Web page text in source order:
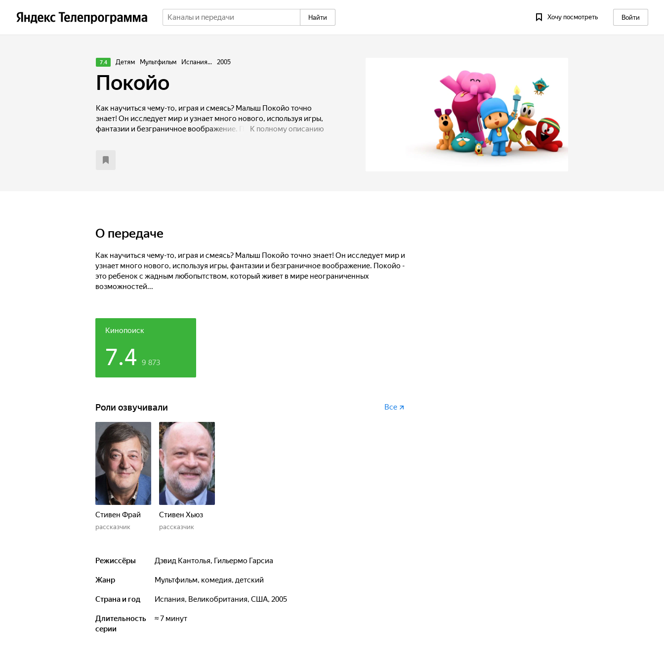
Найти Хочу посмотреть Войти
7.4 Детям Мультфильм Испания... 2005
Покойо
Как научиться чему-то, играя и смеясь? Малыш Покойо точно
знает! Он исследует мир и узнает много нового, используя игры,
фантазии и безграничное воображение. Покойо - это ребенок с
К полному описанию
О передаче
Как научиться чему-то, играя и смеясь? Малыш Покойо точно знает! Он исследует мир и
узнает много нового, используя игры, фантазии и безграничное воображение. Покойо -
это ребенок с жадным любопытством, который живет в мире неограниченных
возможностей...
Кинопоиск
7.4 9 873
Роли озвучивали Все
Стивен Фрай
рассказчик
Стивен Хьюз
рассказчик
Режиссёры Дэвид Кантолья, Гильермо Гарсиа
Жанр мультфильм, комедия, детский
Страна и год Испания, Великобритания, США, 2005
Длительность
серии
≈ 7 минут